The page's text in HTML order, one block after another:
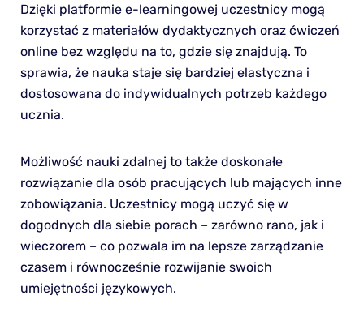
Dzięki platformie e-learningowej uczestnicy mogą
korzystać z materiałów dydaktycznych oraz ćwiczeń
online bez względu na to, gdzie się znajdują. To
sprawia, że nauka staje się bardziej elastyczna i
dostosowana do indywidualnych potrzeb każdego
ucznia.
Możliwość nauki zdalnej to także doskonałe
rozwiązanie dla osób pracujących lub mających inne
zobowiązania. Uczestnicy mogą uczyć się w
dogodnych dla siebie porach – zarówno rano, jak i
wieczorem – co pozwala im na lepsze zarządzanie
czasem i równocześnie rozwijanie swoich
umiejętności językowych.